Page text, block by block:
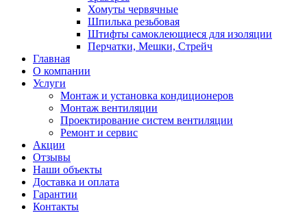
Хомуты червячные
Шпилька резьбовая
Штифты самоклеющиеся для изоляции
Перчатки, Мешки, Стрейч
Главная
О компании
Услуги
Монтаж и установка кондиционеров
Монтаж вентиляции
Проектирование систем вентиляции
Ремонт и сервис
Акции
Отзывы
Наши объекты
Доставка и оплата
Гарантии
Контакты